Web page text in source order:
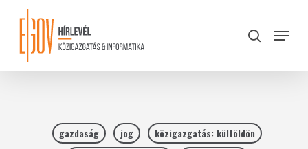
content
search
Menu
gazdaság jog
közigazgatás: külföldön
Close